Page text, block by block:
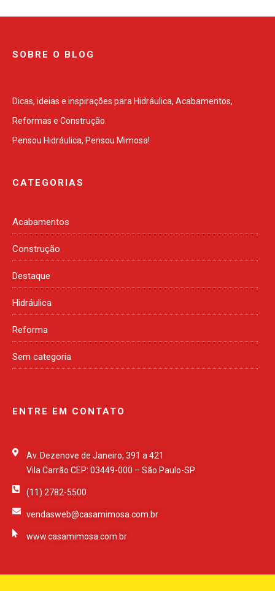
SOBRE O BLOG
Dicas, ideias e inspirações para Hidráulica, Acabamentos,
Reformas e Construção.
Pensou Hidráulica, Pensou Mimosa!
CATEGORIAS
Acabamentos
Construção
Destaque
Hidráulica
Reforma
Sem categoria
ENTRE EM CONTATO
Av. Dezenove de Janeiro, 391 a 421
Vila Carrão CEP: 03449-000 – São Paulo-SP
(11) 2782-5500
vendasweb@casamimosa.com.br
www.casamimosa.com.br